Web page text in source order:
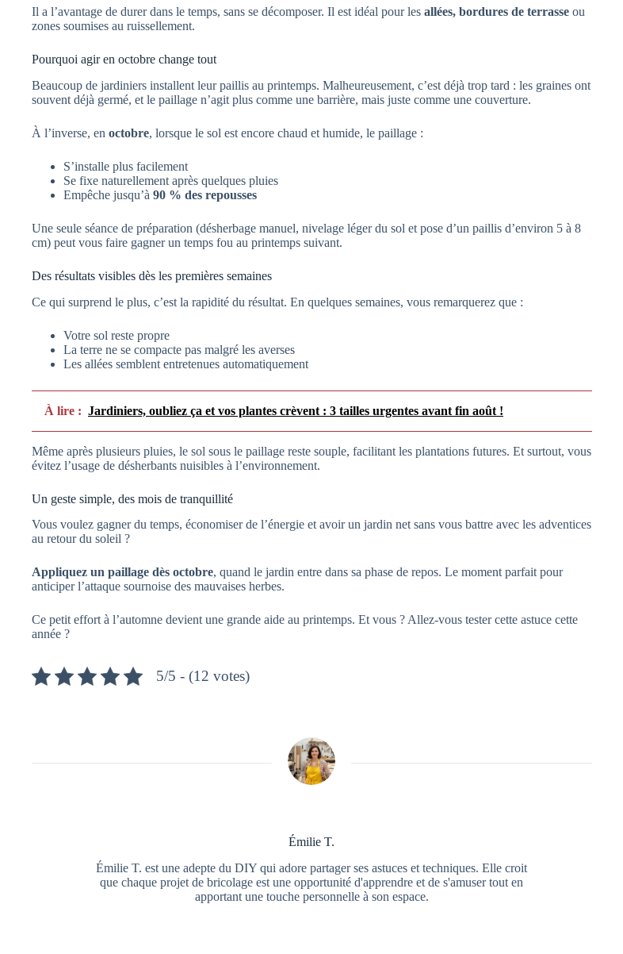
Il a l’avantage de durer dans le temps, sans se décomposer. Il est idéal pour les allées, bordures de terrasse ou
zones soumises au ruissellement.
Pourquoi agir en octobre change tout
Beaucoup de jardiniers installent leur paillis au printemps. Malheureusement, c’est déjà trop tard : les graines ont
souvent déjà germé, et le paillage n’agit plus comme une barrière, mais juste comme une couverture.
À l’inverse, en octobre, lorsque le sol est encore chaud et humide, le paillage :
S’installe plus facilement
Se fixe naturellement après quelques pluies
Empêche jusqu’à 90 % des repousses
Une seule séance de préparation (désherbage manuel, nivelage léger du sol et pose d’un paillis d’environ 5 à 8
cm) peut vous faire gagner un temps fou au printemps suivant.
Des résultats visibles dès les premières semaines
Ce qui surprend le plus, c’est la rapidité du résultat. En quelques semaines, vous remarquerez que :
Votre sol reste propre
La terre ne se compacte pas malgré les averses
Les allées semblent entretenues automatiquement
À lire : Jardiniers, oubliez ça et vos plantes crèvent : 3 tailles urgentes avant fin août !
Même après plusieurs pluies, le sol sous le paillage reste souple, facilitant les plantations futures. Et surtout, vous
évitez l’usage de désherbants nuisibles à l’environnement.
Un geste simple, des mois de tranquillité
Vous voulez gagner du temps, économiser de l’énergie et avoir un jardin net sans vous battre avec les adventices
au retour du soleil ?
Appliquez un paillage dès octobre, quand le jardin entre dans sa phase de repos. Le moment parfait pour
anticiper l’attaque sournoise des mauvaises herbes.
Ce petit effort à l’automne devient une grande aide au printemps. Et vous ? Allez-vous tester cette astuce cette
année ?
5/5 - (12 votes)
Émilie T.
Émilie T. est une adepte du DIY qui adore partager ses astuces et techniques. Elle croit
que chaque projet de bricolage est une opportunité d'apprendre et de s'amuser tout en
apportant une touche personnelle à son espace.